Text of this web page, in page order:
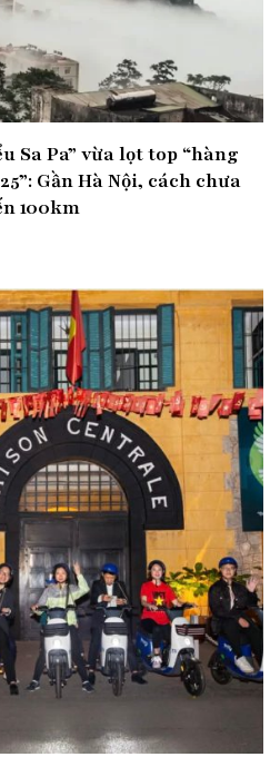
Sa Pa” vừa lọt top “hàng
Gần Hà Nội, cách chưa
100km